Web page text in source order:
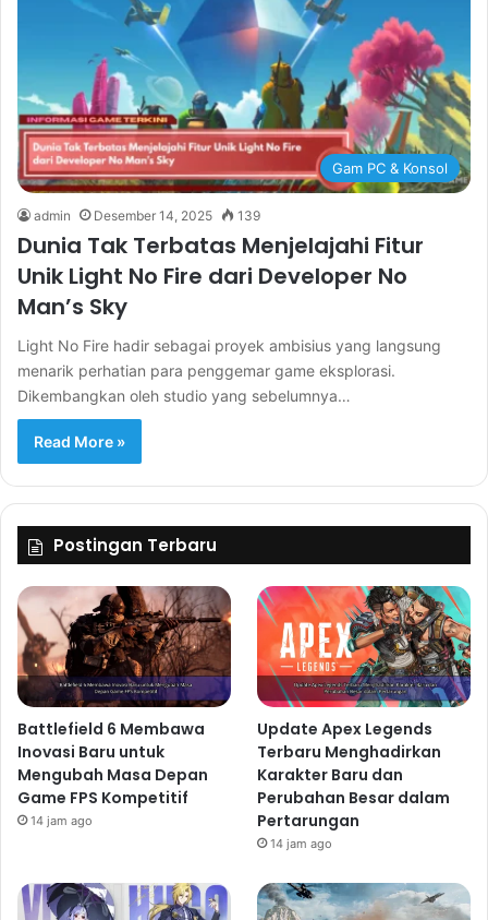
Gam PC & Konsol
admin Desember 14, 2025 139
Dunia Tak Terbatas Menjelajahi Fitur
Unik Light No Fire dari Developer No
Man’s Sky
Light No Fire hadir sebagai proyek ambisius yang langsung
menarik perhatian para penggemar game eksplorasi.
Dikembangkan oleh studio yang sebelumnya…
Read More »
Postingan Terbaru
Battlefield 6 Membawa
Inovasi Baru untuk
Mengubah Masa Depan
Game FPS Kompetitif
14 jam ago
Update Apex Legends
Terbaru Menghadirkan
Karakter Baru dan
Perubahan Besar dalam
Pertarungan
14 jam ago